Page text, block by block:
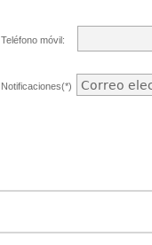
Teléfono móvil:
Notificaciones(*)